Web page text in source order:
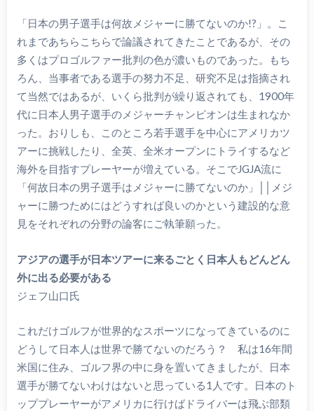
「日本の男子選手は何故メジャーに勝てないのか!?」。こ
れまであちらこちらで論議されてきたことであるが、その
多くはプロゴルファー批判の色が濃いものであった。もち
ろん、当事者である選手の努力不足、研究不足は指摘され
て当然ではあるが、いくら批判が繰り返されても、1900年
代に日本人男子選手のメジャーチャンピオンは生まれなか
った。おりしも、このところ若手選手を中心にアメリカツ
アーに挑戦したり、全英、全米オープンにトライするなど
海外を目指すプレーヤーが増えている。そこでJGJA流に
「何故日本の男子選手はメジャーに勝てないのか」││メジ
ャーに勝つためにはどうすれば良いのかという建設的な意
見をそれぞれの分野の論客にご執筆願った。
アジアの選手が日本ツアーに来るごとく日本人もどんどん
外に出る必要がある
ジェフ山口氏
これだけゴルフが世界的なスポーツになってきているのに
どうして日本人は世界で勝てないのだろう？ 私は16年間
米国に住み、ゴルフ界の中に身を置いてきましたが、日本
選手が勝てないわけはないと思っている1人です。日本のト
ッププレーヤーがアメリカに行けばドライバーは飛ぶ部類